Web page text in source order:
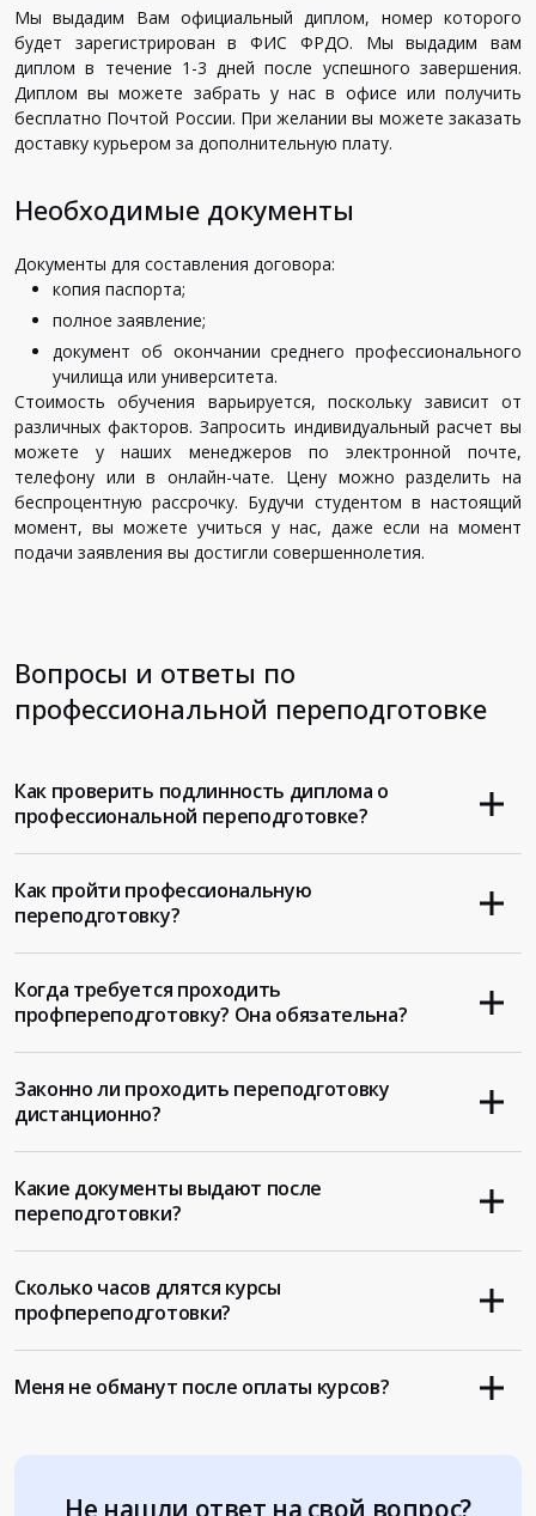
Мы выдадим Вам официальный диплом, номер которого
будет зарегистрирован в ФИС ФРДО. Мы выдадим вам
диплом в течение 1-3 дней после успешного завершения.
Диплом вы можете забрать у нас в офисе или получить
бесплатно Почтой России. При желании вы можете заказать
доставку курьером за дополнительную плату.
Необходимые документы
Документы для составления договора:
копия паспорта;
полное заявление;
документ об окончании среднего профессионального
училища или университета.
Стоимость обучения варьируется, поскольку зависит от
различных факторов. Запросить индивидуальный расчет вы
можете у наших менеджеров по электронной почте,
телефону или в онлайн-чате. Цену можно разделить на
беспроцентную рассрочку. Будучи студентом в настоящий
момент, вы можете учиться у нас, даже если на момент
подачи заявления вы достигли совершеннолетия.
Вопросы и ответы по
профессиональной переподготовке
Не нашли ответ на свой вопрос?
Как проверить подлинность диплома о
профессиональной переподготовке?
Как пройти профессиональную
переподготовку?
Когда требуется проходить
профпереподготовку? Она обязательна?
Законно ли проходить переподготовку
дистанционно?
Какие документы выдают после
переподготовки?
Сколько часов длятся курсы
профпереподготовки?
Меня не обманут после оплаты курсов?